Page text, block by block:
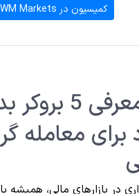
کمیسیون در WM Markets
معرفی 5
برای معامله
در بازارهای مالی، همیشه